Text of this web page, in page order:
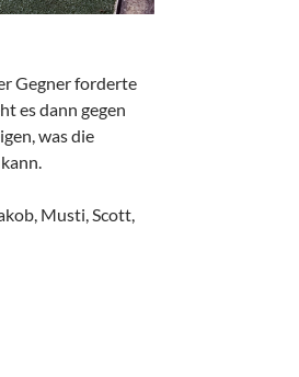
Gegner forderte
es dann gegen
was die
Musti, Scott,